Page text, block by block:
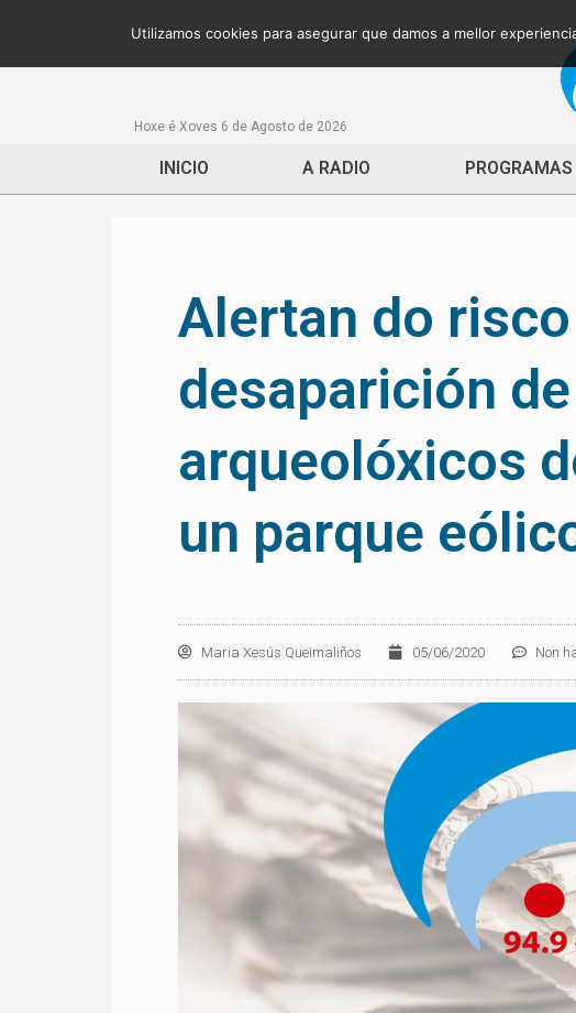
Hoxe é Xoves 6 de Agosto de 2026
INICIO A RADIO PROGRAMAS
Alertan do
desaparición
arqueolóxicos
un parque
Maria Xesús Queimaliños 05/06/2020 Non
Utilizamos cookies para asegurar que damos a mellor